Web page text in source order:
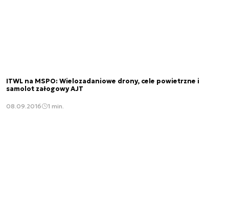
ITWL na MSPO: Wielozadaniowe drony, cele powietrzne i
samolot załogowy AJT
08.09.2016 1 min.